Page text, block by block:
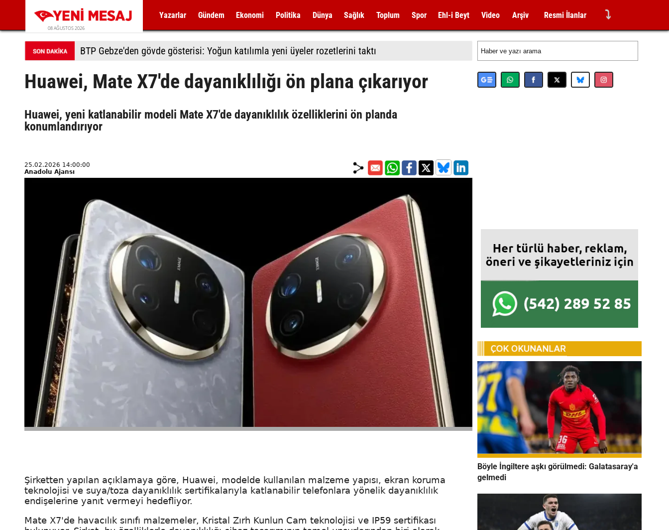
08 AĞUSTOS 2026
Yazarlar Gündem Ekonomi Politika Dünya Sağlık Toplum Spor Ehl-i Beyt Video Arşiv Resmi İlanlar ⤵
BTP Gebze'den gövde gösterisi: Yoğun katılımla yeni üyeler rozetlerini taktı
Huawei, Mate X7'de dayanıklılığı ön plana çıkarıyor
Huawei, yeni katlanabilir modeli Mate X7'de dayanıklılık özelliklerini ön planda
konumlandırıyor
25.02.2026 14:00:00
Anadolu Ajansı
Şirketten yapılan açıklamaya göre, Huawei, modelde kullanılan malzeme yapısı, ekran koruma
teknolojisi ve suya/toza dayanıklılık sertifikalarıyla katlanabilir telefonlara yönelik dayanıklılık
endişelerine yanıt vermeyi hedefliyor.
Mate X7'de havacılık sınıfı malzemeler, Kristal Zırh Kunlun Cam teknolojisi ve IP59 sertifikası
Böyle İngiltere aşkı görülmedi: Galatasaray'a
gelmedi